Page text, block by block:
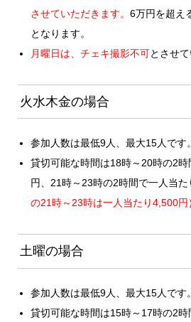
させていただきます。6万円を超え
となります。
月曜日は、チェキ撮影不可とさせて
火水木金の場合
参加人数は最低9人、最大15人です。
貸切可能な時間は18時～20時の2
円、21時～23時の2時間で一人当
の21時～23時は一人当たり4,500円
土曜の場合
参加人数は最低9人、最大15人です。
貸切可能な時間は15時～17時の2